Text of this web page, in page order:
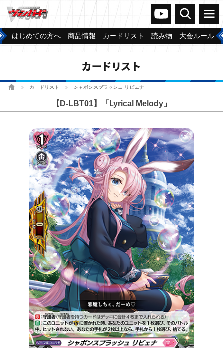
ヴァンガードch
検索 メニュー
はじめての方へ 商品情報 カードリスト 読み物 大会ルール
カードリスト
ホームカードリスト シャボンスプラッシュ リビェナ
【D-LBT01】「Lyrical Melody」